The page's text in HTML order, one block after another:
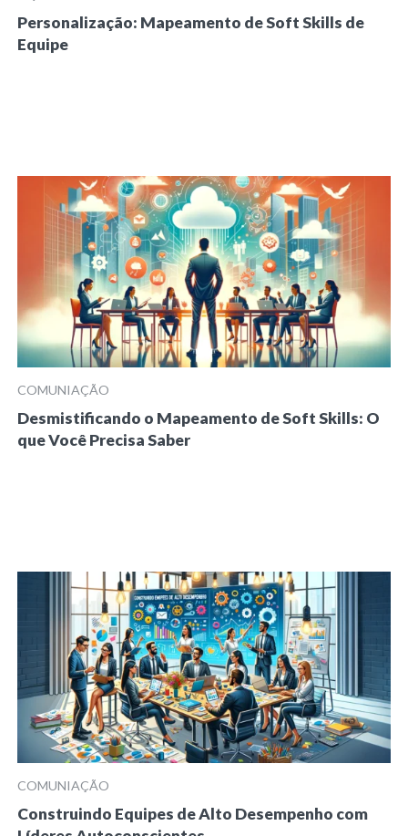
Personalização: Mapeamento de Soft Skills de
Equipe
COMUNIAÇÃO
Desmistificando o Mapeamento de Soft Skills: O
que Você Precisa Saber
COMUNIAÇÃO
Construindo Equipes de Alto Desempenho com